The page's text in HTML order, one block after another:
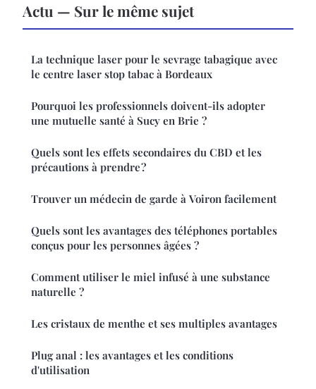
Actu — Sur le même sujet
La technique laser pour le sevrage tabagique avec
le centre laser stop tabac à Bordeaux
Pourquoi les professionnels doivent-ils adopter
une mutuelle santé à Sucy en Brie ?
Quels sont les effets secondaires du CBD et les
précautions à prendre ?
Trouver un médecin de garde à Voiron facilement
Quels sont les avantages des téléphones portables
conçus pour les personnes âgées ?
Comment utiliser le miel infusé à une substance
naturelle ?
Les cristaux de menthe et ses multiples avantages
Plug anal : les avantages et les conditions
d'utilisation